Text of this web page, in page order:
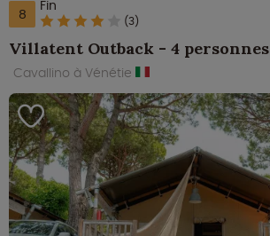
8 Fin
(3)
Villatent Outback - 4 personnes
Cavallino à Vénétie